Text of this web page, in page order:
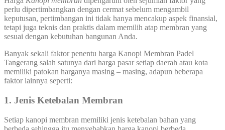
perlu dipertimbangkan dengan cermat sebelum mengambil
keputusan, pertimbangan ini tidak hanya mencakup aspek finansial,
tetapi juga teknis dan praktis dalam memilih atap membran yang
sesuai dengan kebutuhan bangunan Anda.
Banyak sekali faktor penentu harga Kanopi Membran Padel
Tangerang salah satunya dari harga pasar setiap daerah atau kota
memiliki patokan harganya masing – masing, adapun beberapa
faktor lainnya seperti:
1. Jenis Ketebalan Membran
Setiap kanopi membran memiliki jenis ketebalan bahan yang